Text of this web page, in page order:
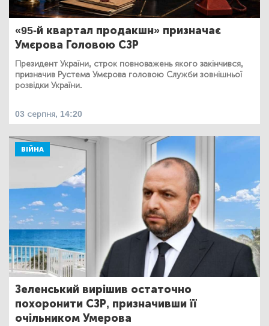
«95-й квартал продакшн» призначає
Умєрова Головою СЗР
Президент України, строк повноважень якого закінчився,
призначив Рустема Умєрова головою Служби зовнішньої
розвідки України.
03 серпня, 14:20
ВІЙНА
Зеленський вирішив остаточно
похоронити СЗР, призначивши її
очільником Умерова